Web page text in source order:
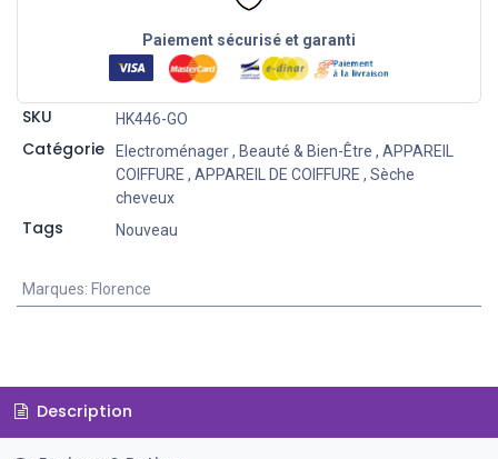
Paiement sécurisé et garanti
SKU HK446-GO
Catégorie Electroménager, Beauté & Bien-Être , APPAREIL
COIFFURE , APPAREIL DE COIFFURE , Sèche
cheveux
Tags Nouveau
Marques: Florence
Description